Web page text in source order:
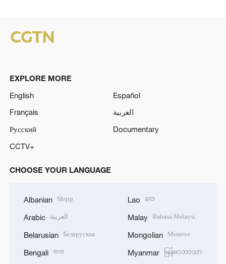
EXPLORE MORE
English
Español
Français
العربية
Русский
Documentary
CCTV+
CHOOSE YOUR LANGUAGE
Albanian Shqip
Arabic العربية
Belarusian Беларуская
Bengali বাংলা
Lao ລາວ
Malay Bahasa Melayu
Mongolian Монгол
Myanmar မြန်မာဘာသာ